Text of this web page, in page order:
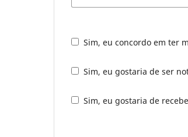
Sim, eu concordo em ter
Sim, eu gostaria de ser
Sim, eu gostaria de